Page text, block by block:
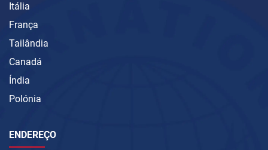
Itália
França
Tailândia
Canadá
Índia
Polónia
ENDEREÇO